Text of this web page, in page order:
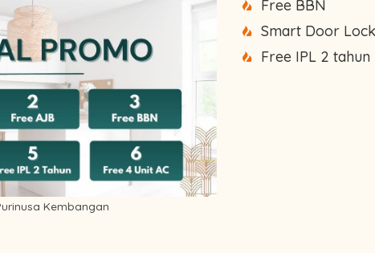
Kembangan
Free BBN
Smart Door
Free IPL 2 tahun